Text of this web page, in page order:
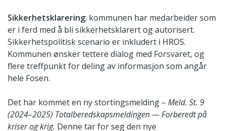
Sikkerhetsklarering: kommunen har medarbeider som
er i ferd med å bli sikkerhetsklarert og autorisert.
Sikkerhetspolitisk scenario er inkludert i HROS.
Kommunen ønsker tettere dialog med Forsvaret, og
flere treffpunkt for deling av informasjon som angår
hele Fosen.
Det har kommet en ny stortingsmelding – Meld. St. 9
(2024–2025) Totalberedskapsmeldingen — Forberedt på
kriser og krig. Denne tar for seg den nye